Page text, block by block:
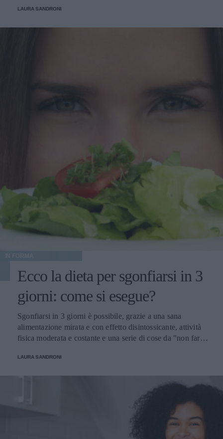
LAURA SANDRONI
Ecco la dieta per sgonfiarsi in 3
giorni: come si esegue?
Sgonfiarsi in 3 giorni è possibile, grazie a una sana
alimentazione mirata e con effetto disintossicante, attività
fisica moderata e costante e una serie di cose da "non fare"
come
LAURA SANDRONI